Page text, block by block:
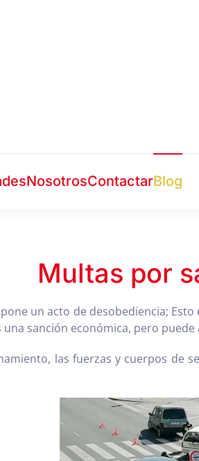
NosotrosContactarBlog
Multas por
un acto de desobediencia;
una sanción económica, pero
las fuerzas y cuerpos de